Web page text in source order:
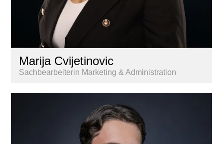
Marija Cvijetinovic
Sachbearbeiterin Marketing & Administration